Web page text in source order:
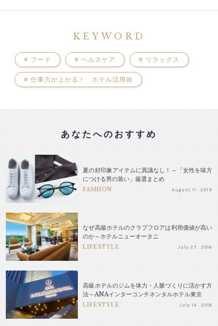
KEYWORD
# フード # ヘルスケア # リラックス
# 仕事力が上がる！ ホテル活用術
あなたへのおすすめ
夏の好印象アイテムに異議なし！～「女性を味方
につける男の装い」厳選まとめ
FASHION August 11 . 2019
なぜ高級ホテルのクラブフロアは利用価値が高い
のか～ホテルニューオータニ
LIFESTYLE July 27 . 2018
高級ホテルのジムを体力・人脈づくりに活かす方
法～ANAインターコンチネンタルホテル東京
LIFESTYLE July 14 . 2018